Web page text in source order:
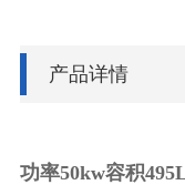
产品详情
功率50kw容积